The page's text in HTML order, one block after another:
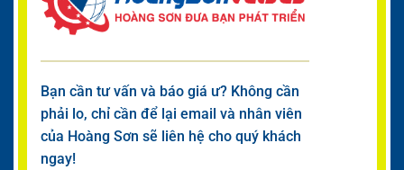
Bạn cần tư vấn và báo giá ư? Không cần
phải lo, chỉ cần để lại email và nhân viên
của Hoàng Sơn sẽ liên hệ cho quý khách
ngay!